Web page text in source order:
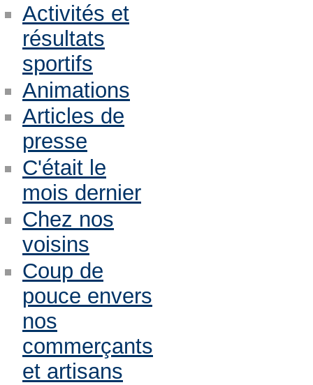
Activités et
résultats
sportifs
Animations
Articles de
presse
C'était le
mois dernier
Chez nos
voisins
Coup de
pouce envers
nos
commerçants
et artisans